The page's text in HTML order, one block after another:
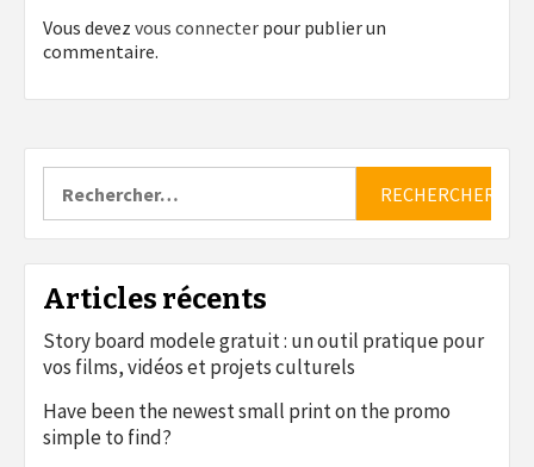
Vous devez vous connecter pour publier un
commentaire.
Articles récents
Story board modele gratuit : un outil pratique pour
vos films, vidéos et projets culturels
Have been the newest small print on the promo
simple to find?